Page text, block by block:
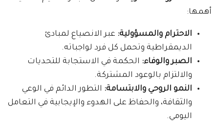
أهمها:
الاحترام والمسؤولية: عبر الانصياع لمبادئ
الديمقراطية وتحمل كل فرد لواجباته.
الصبر والوفاء: الحكمة في الاستجابة للتحديات
والالتزام بالوعود المشتركة.
النمو الروحي والابتسامة: التطور الدائم في الوعي
والثقافة، والحفاظ على الهدوء والإيجابية في التعامل
اليومي.